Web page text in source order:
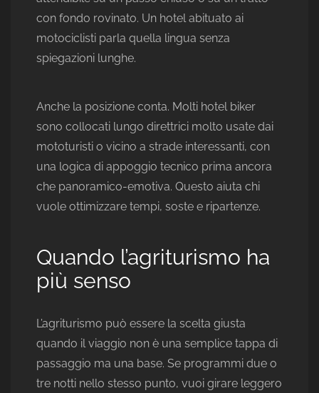
con fondo rovinato. Un hotel abituato ai
motociclisti parla quella lingua senza
spiegazioni lunghe.
Anche la posizione conta. Molti hotel biker
sono collocati lungo direttrici molto usate dai
mototuristi o vicino a strade interessanti, con
una logica di appoggio tecnico prima ancora
che panoramico-emotiva. Questo aiuta chi
vuole ottimizzare tempi, soste e ripartenze.
Quando l’agriturismo ha
più senso
L’agriturismo può essere la scelta giusta
quando il viaggio non è una semplice tappa di
passaggio ma una base. Se programmi due o
tre notti nello stesso punto, vuoi girare leggero